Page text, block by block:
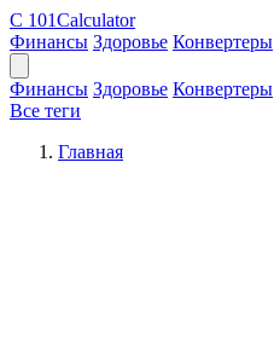
C 101Calculator
Финансы Здоровье Конвертеры
Финансы Здоровье Конвертеры
Все теги
Главная